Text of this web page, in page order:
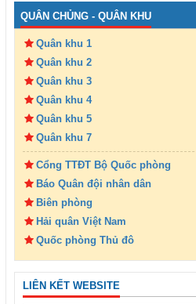
QUÂN CHỦNG - QUÂN KHU
Quân khu 1
Quân khu 2
Quân khu 3
Quân khu 4
Quân khu 5
Quân khu 7
Cổng TTĐT Bộ Quốc phòng
Báo Quân đội nhân dân
Biên phòng
Hải quân Việt Nam
Quốc phòng Thủ đô
LIÊN KẾT WEBSITE